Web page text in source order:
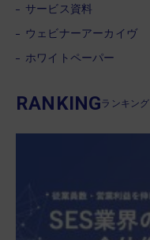
サービス資料
ウェビナーアーカイヴ
ホワイトペーパー
RANKING ランキング